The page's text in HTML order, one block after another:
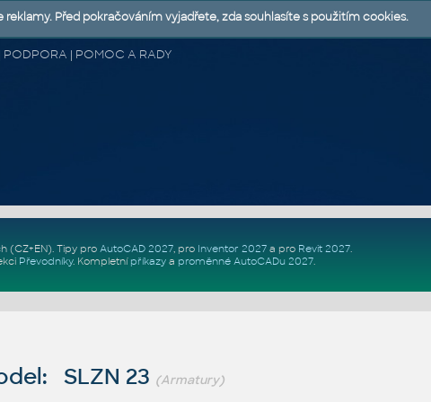
PODPORA | POMOC A RADY
(CZ+EN). Tipy pro AutoCAD 2027, pro Inventor 2027a pro Revit 2027.
Převodníky. Kompletní příkazya proměnné AutoCADu 2027.
SLZN 23 (Armatury)
Před pokračováním vyjadřete, zda souhlasíte s použitím cookies.